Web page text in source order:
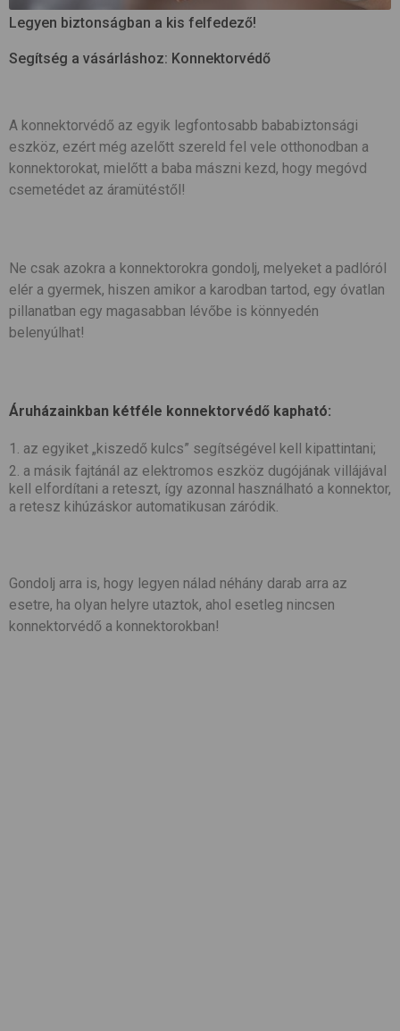
Legyen biztonságban a kis felfedező!
Segítség a vásárláshoz: Konnektorvédő
A konnektorvédő az egyik legfontosabb bababiztonsági
eszköz, ezért még azelőtt szereld fel vele otthonodban a
konnektorokat, mielőtt a baba mászni kezd, hogy megóvd
csemetédet az áramütéstől!
Ne csak azokra a konnektorokra gondolj, melyeket a padlóról
elér a gyermek, hiszen amikor a karodban tartod, egy óvatlan
pillanatban egy magasabban lévőbe is könnyedén
belenyúlhat!
Áruházainkban kétféle konnektorvédő kapható:
az egyiket „kiszedő kulcs” segítségével kell kipattintani;
a másik fajtánál az elektromos eszköz dugójának villájával
kell elfordítani a reteszt, így azonnal használható a konnektor,
a retesz kihúzáskor automatikusan záródik.
Gondolj arra is, hogy legyen nálad néhány darab arra az
esetre, ha olyan helyre utaztok, ahol esetleg nincsen
konnektorvédő a konnektorokban!